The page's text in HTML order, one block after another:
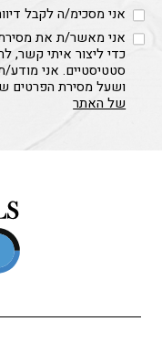
אני מסכימ/ה לקבל
אני מאשר/ת את
כדי ליצור איתי קשר,
סטטיסטיים. אני
ושעל מסירת הפרטים
של האתר